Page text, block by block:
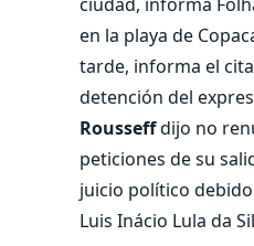
en la playa de
tarde, informa el
detención del
Rousseffdijo no
peticiones de su
juicio político
Luis Inácio Lula da